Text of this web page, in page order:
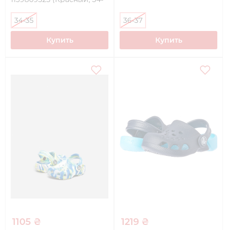
34-35
Купить
36-37
Купить
1105 ₴ 1219 ₴